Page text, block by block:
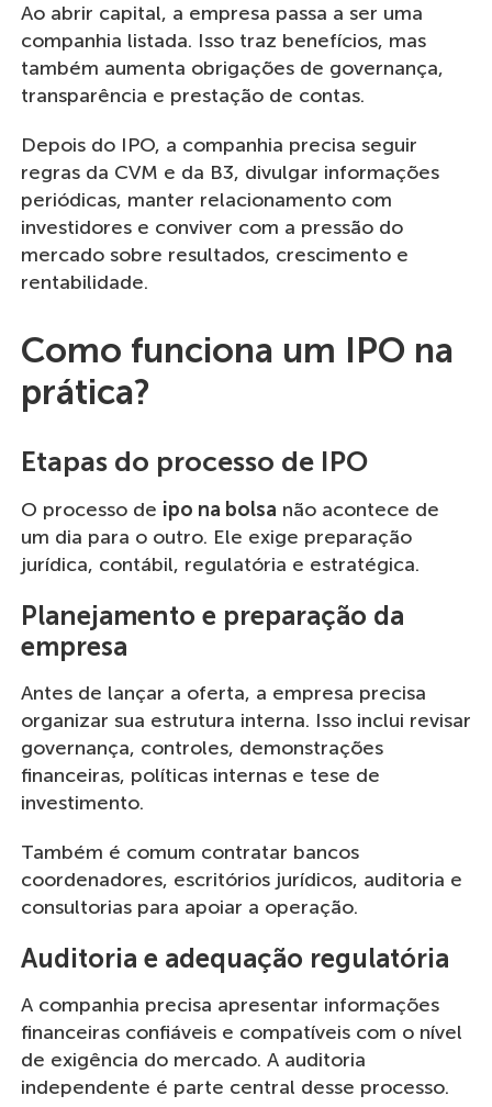
Ao abrir capital, a empresa passa a ser uma
companhia listada. Isso traz benefícios, mas
também aumenta obrigações de governança,
transparência e prestação de contas.
Depois do IPO, a companhia precisa seguir
regras da CVM e da B3, divulgar informações
periódicas, manter relacionamento com
investidores e conviver com a pressão do
mercado sobre resultados, crescimento e
rentabilidade.
Como funciona um IPO na
prática?
Etapas do processo de IPO
O processo de ipo na bolsa não acontece de
um dia para o outro. Ele exige preparação
jurídica, contábil, regulatória e estratégica.
Planejamento e preparação da
empresa
Antes de lançar a oferta, a empresa precisa
organizar sua estrutura interna. Isso inclui revisar
governança, controles, demonstrações
financeiras, políticas internas e tese de
investimento.
Também é comum contratar bancos
coordenadores, escritórios jurídicos, auditoria e
consultorias para apoiar a operação.
Auditoria e adequação regulatória
A companhia precisa apresentar informações
financeiras confiáveis e compatíveis com o nível
de exigência do mercado. A auditoria
independente é parte central desse processo.